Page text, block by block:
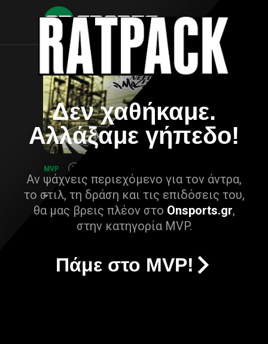
Δεν χαθήκαμε.
Αλλάξαμε γήπεδο!
Αν ψάχνεις περιεχόμενο για τον άντρα,
το στιλ, τη δράση και τις επιδόσεις του,
θα μας βρεις πλέον στο Onsports.gr,
στην κατηγορία MVP.
Πάμε στο MVP!